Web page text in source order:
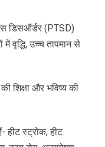
डिसऑर्डर (PTSD)
वृद्धि, उच्च तापमान से
शिक्षा और भविष्य की
हीट स्ट्रोक, हीट